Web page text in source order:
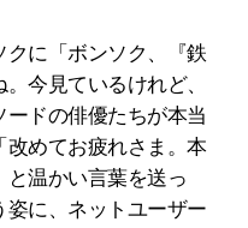
に「ボンソク、『鉄
今見ているけれど、
ドの俳優たちが本当
めてお疲れさま。本
温かい言葉を送っ
に、ネットユーザー